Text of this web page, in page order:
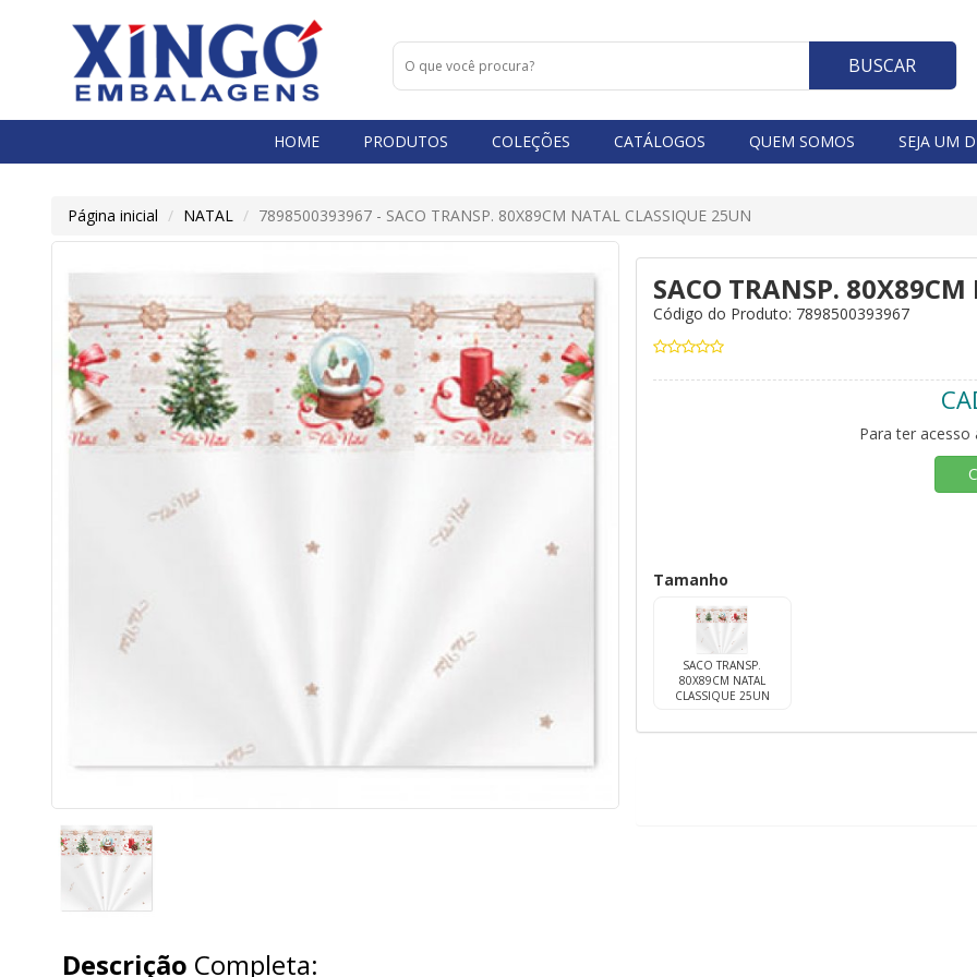
BUSCAR
HOME PRODUTOS COLEÇÕES CATÁLOGOS QUEM SOMOS SEJA UM
Página inicial NATAL 7898500393967 - SACO TRANSP. 80X89CM NATAL CLASSIQUE 25UN
SACO TRANSP.
Código do Produto: 7898500393967
Para ter
Tamanho
SACO TRANSP.
80X89CM NATAL
CLASSIQUE 25UN
Descrição Completa: